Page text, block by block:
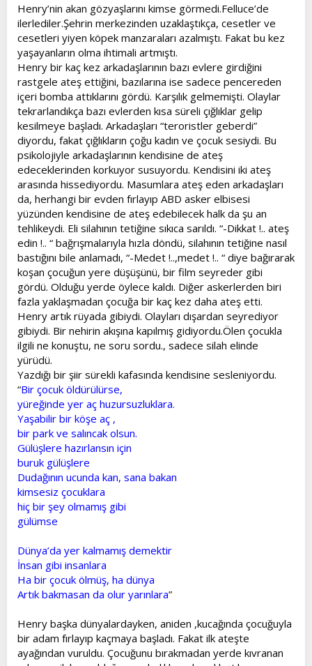
Henry’nin akan gözyaşlarını kimse görmedi.Felluce’de
ilerlediler.Şehrin merkezinden uzaklaştıkça, cesetler ve
cesetleri yiyen köpek manzaraları azalmıştı. Fakat bu kez
yaşayanların olma ihtimali artmıştı.
Henry bir kaç kez arkadaşlarının bazı evlere girdiğini
rastgele ateş ettiğini, bazılarına ise sadece pencereden
içeri bomba attıklarını gördü. Karşılık gelmemişti. Olaylar
tekrarlandıkça bazı evlerden kısa süreli çığlıklar gelip
kesilmeye başladı. Arkadaşları “teroristler geberdi”
diyordu, fakat çığlıkların çoğu kadın ve çocuk sesiydi. Bu
psikolojiyle arkadaşlarının kendisine de ateş
edeceklerinden korkuyor susuyordu. Kendisini iki ateş
arasında hissediyordu. Masumlara ateş eden arkadaşları
da, herhangi bir evden fırlayıp ABD asker elbisesi
yüzünden kendisine de ateş edebilecek halk da şu an
tehlikeydi. Eli silahının tetiğine sıkıca sarıldı. “-Dikkat !.. ateş
edin !.. “ bağrışmalarıyla hızla döndü, silahının tetiğine nasıl
bastığını bile anlamadı, “-Medet !..,medet !.. “ diye bağırarak
koşan çocuğun yere düşüşünü, bir film seyreder gibi
gördü. Olduğu yerde öylece kaldı. Diğer askerlerden biri
fazla yaklaşmadan çocuğa bir kaç kez daha ateş etti.
Henry artık rüyada gibiydi. Olayları dışardan seyrediyor
gibiydi. Bir nehirin akışına kapılmış gidiyordu.Ölen çocukla
ilgili ne konuştu, ne soru sordu., sadece silah elinde
yürüdü.
Yazdığı bir şiir sürekli kafasında kendisine sesleniyordu.
“Bir çocuk öldürülürse,
yüreğinde yer aç huzursuzluklara.
Yaşabilir bir köşe aç ,
bir park ve salıncak olsun.
Gülüşlere hazırlansın için
buruk gülüşlere
Dudağının ucunda kan, sana bakan
kimsesiz çocuklara
hiç bir şey olmamış gibi
gülümse
Dünya’da yer kalmamış demektir
İnsan gibi insanlara
Ha bir çocuk ölmüş, ha dünya
Artık bakmasan da olur yarınlara”
Henry başka dünyalardayken, aniden ,kucağında çocuğuyla
bir adam fırlayıp kaçmaya başladı. Fakat ilk ateşte
ayağından vuruldu. Çocuğunu bırakmadan yerde kıvranan